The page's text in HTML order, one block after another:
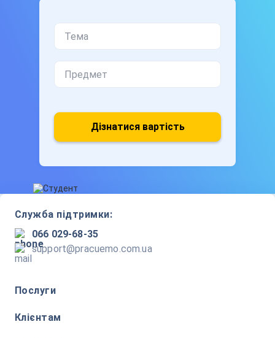
Дізнатися вартість
Служба підтримки:
066 029-68-35
support@pracuemo.com.ua
Послуги
Клієнтам